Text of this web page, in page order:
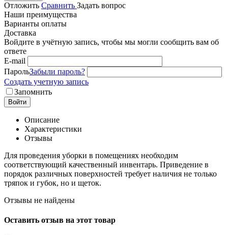
Отложить Сравнить Задать вопрос
Наши преимущества
Варианты оплаты
Доставка
Войдите в учётную запись, чтобы мы могли сообщить вам об
ответе
E-mail
ПарольЗабыли пароль?
Создать учетную запись
Запомнить
Войти
Описание
Характеристики
Отзывы
Для проведения уборки в помещениях необходим
соответствующий качественный инвентарь. Приведение в
порядок различных поверхностей требует наличия не только
тряпок и губок, но и щеток.
Отзывы не найдены
Оставить отзыв на этот товар